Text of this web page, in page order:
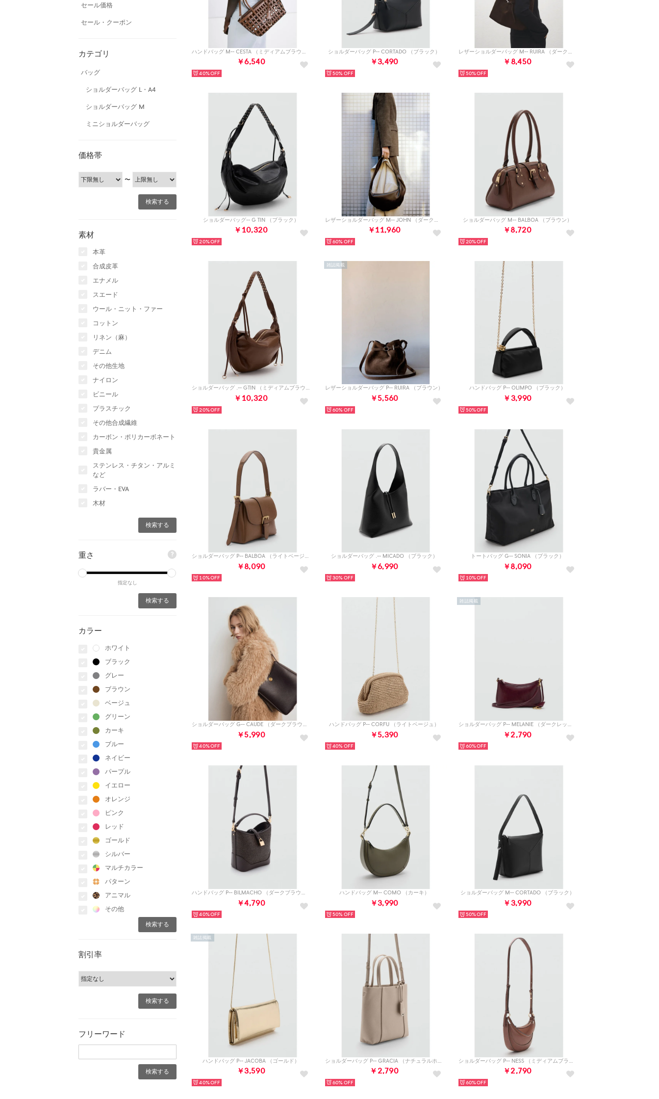
セール価格
セール・クーポン
カテゴリ
バッグ
ショルダーバッグ L・A4
ショルダーバッグ M
ミニショルダーバッグ
価格帯
〜
素材
本革
合成皮革
エナメル
スエード
ウール・ニット・ファー
コットン
リネン（麻）
デニム
その他生地
ナイロン
ビニール
プラスチック
その他合成繊維
カーボン・ポリカーボネート
貴金属
ステンレス・チタン・アルミ
など
ラバー・EVA
木材
重さ ?
指定なし
カラー
ホワイト
ブラック
グレー
ブラウン
ベージュ
グリーン
カーキ
ブルー
ネイビー
パープル
イエロー
オレンジ
ピンク
レッド
ゴールド
シルバー
マルチカラー
パターン
アニマル
その他
割引率
フリーワード
ハンドバッグ M-- CESTA （ミディアムブラウン）
￥6,540
40%
ショルダーバッグ P-- CORTADO （ブラック）
￥3,490
50%
レザーショルダーバッグ M-- RUIRA （ダークブラウン）
￥8,450
50%
ショルダーバッグ-- G TIN （ブラック）
￥10,320
20%
レザーショルダーバッグ M-- JOHN （ダークレッド）
￥11,960
60%
ショルダーバッグ M-- BALBOA （ブラウン）
￥8,720
20%
ショルダーバッグ .-- GTIN （ミディアムブラウン）
￥10,320
20%
レザーショルダーバッグ P-- RUIRA （ブラウン）
￥5,560
雑誌掲載
60%
ハンドバッグ P-- OLIMPO （ブラック）
￥3,990
50%
ショルダーバッグ P-- BALBOA （ライトベージュ）
￥8,090
10%
ショルダーバッグ .-- MICADO （ブラック）
￥6,990
30%
トートバッグ G-- SONIA （ブラック）
￥8,090
10%
ショルダーバッグ G-- CAUDE （ダークブラウン）
￥5,990
40%
ハンドバッグ P-- CORFU （ライトベージュ）
￥5,390
40%
ショルダーバッグ P-- MELANIE （ダークレッド）
￥2,790
雑誌掲載
60%
ハンドバッグ P-- BILMACHO （ダークブラウン）
￥4,790
40%
ハンドバッグ M-- COMO （カーキ）
￥3,990
50%
ショルダーバッグ M-- CORTADO （ブラック）
￥3,990
50%
ハンドバッグ P-- JACOBA （ゴールド）
￥3,590
雑誌掲載
40%
ショルダーバッグ P-- GRACIA （ナチュラルホワイト）
￥2,790
60%
ショルダーバッグ P-- NESS （ミディアムブラウン）
￥2,790
60%